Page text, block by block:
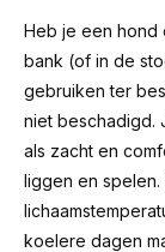
Heb je een hond
bank (of in de
gebruiken ter
niet beschadigd.
als zacht en
liggen en spelen.
koelere dagen